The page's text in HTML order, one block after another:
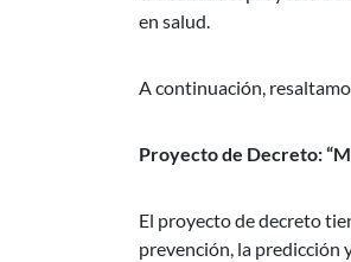
en salud.
A continuación,
Proyecto de Decreto:
El proyecto de decreto
prevención, la predicción